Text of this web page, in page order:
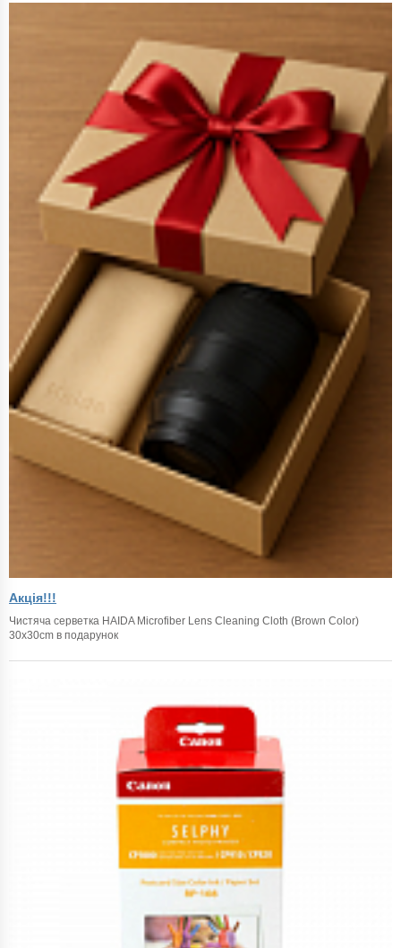
Акція!!!
Чистяча серветка HAIDA Microfiber Lens Cleaning Cloth (Brown Color)
30x30cm в подарунок